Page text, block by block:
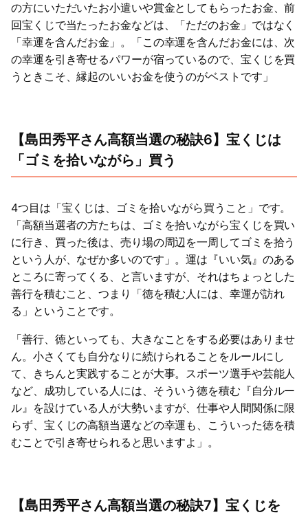
の方にいただいたお小遣いや賞金としてもらったお金、前
回宝くじで当たったお金などは、「ただのお金」ではなく
「幸運を含んだお金」。「この幸運を含んだお金には、次
の幸運を引き寄せるパワーが宿っているので、宝くじを買
うときこそ、縁起のいいお金を使うのがベストです」
【島田秀平さん高額当選の秘訣6】宝くじは
「ゴミを拾いながら」買う
4つ目は「宝くじは、ゴミを拾いながら買うこと」です。
「高額当選者の方たちは、ゴミを拾いながら宝くじを買い
に行き、買った後は、売り場の周辺を一周してゴミを拾う
という人が、なぜか多いのです」。運は『いい気』のある
ところに寄ってくる、と言いますが、それはちょっとした
善行を積むこと、つまり「徳を積む人には、幸運が訪れ
る」ということです。
「善行、徳といっても、大きなことをする必要はありませ
ん。小さくても自分なりに続けられることをルールにし
て、きちんと実践することが大事。スポーツ選手や芸能人
など、成功している人には、そういう徳を積む『自分ルー
ル』を設けている人が大勢いますが、仕事や人間関係に限
らず、宝くじの高額当選などの幸運も、こういった徳を積
むことで引き寄せられると思いますよ」。
【島田秀平さん高額当選の秘訣7】宝くじを